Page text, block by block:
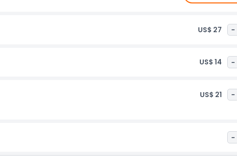
US$ 27 -
US$ 14 -
US$ 21 -
-